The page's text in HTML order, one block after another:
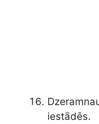
iestādēs.